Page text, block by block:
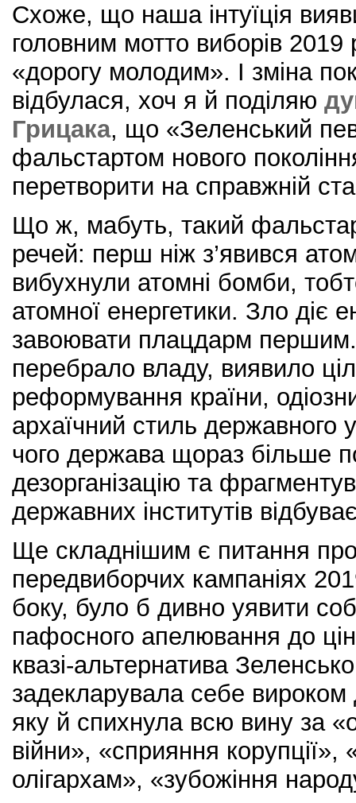
Схоже, що наша інтуїція
головним мотто виборів 2019
«дорогу молодим». І зміна
відбулася, хоч я й поділяю
Грицака, що «Зеленський
фальстартом нового
перетворити на справжній
Що ж, мабуть, такий
речей: перш ніж з’явився
вибухнули атомні бомби,
атомної енергетики. Зло діє
завоювати плацдарм
перебрало владу, виявило
реформування країни,
архаїчний стиль державного
чого держава щораз більше
дезорганізацію та
державних інститутів
Ще складнішим є питання
передвиборчих кампаніях
боку, було б дивно уявити
пафосного апелювання до
квазі-альтернатива
задекларувала себе вироком
яку й спихнула всю вину за
війни», «сприяння
олігархам», «зубожіння